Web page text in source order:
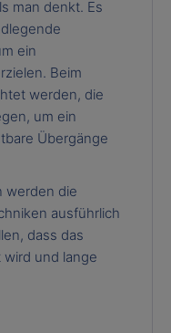
man denkt. Es
ein
Beim
werden, die
um ein
Übergänge
werden die
ausführlich
dass das
und lange